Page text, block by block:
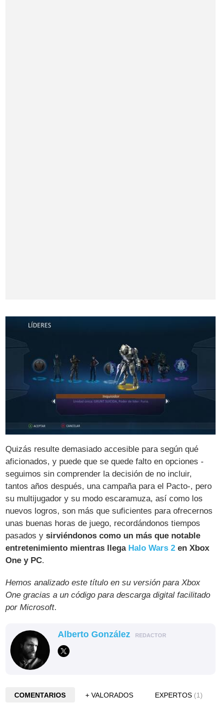
Quizás resulte demasiado accesible para según qué
aficionados, y puede que se quede falto en opciones -
seguimos sin comprender la decisión de no incluir,
tantos años después, una campaña para el Pacto-, pero
su multijugador y su modo escaramuza, así como los
nuevos logros, son más que suficientes para ofrecernos
unas buenas horas de juego, recordándonos tiempos
pasados ysirviéndonos como un más que notable
entretenimiento mientras llega Halo Wars 2 en Xbox
One y PC.
Hemos analizado este título en su versión para Xbox
One gracias a un código para descarga digital facilitado
por Microsoft.
Alberto González REDACTOR
COMENTARIOS + VALORADOS EXPERTOS (1)